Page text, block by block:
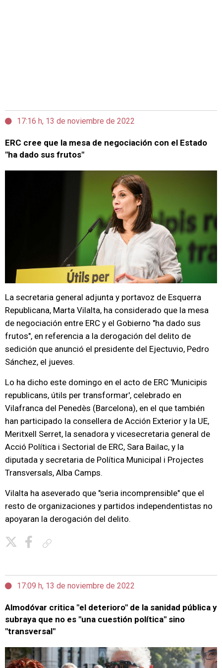
17:16 h, 13 de noviembre de 2022
ERC cree que la mesa de negociación con el Estado
"ha dado sus frutos"
La secretaria general adjunta y portavoz de Esquerra
Republicana, Marta Vilalta, ha considerado que la mesa
de negociación entre ERC y el Gobierno "ha dado sus
frutos", en referencia a la derogación del delito de
sedición que anunció el presidente del Ejectuvio, Pedro
Sánchez, el jueves.
Lo ha dicho este domingo en el acto de ERC 'Municipis
republicans, útils per transformar', celebrado en
Vilafranca del Penedès (Barcelona), en el que también
han participado la consellera de Acción Exterior y la UE,
Meritxell Serret, la senadora y vicesecretaria general de
Acció Política i Sectorial de ERC, Sara Bailac, y la
diputada y secretaria de Política Municipal i Projectes
Transversals, Alba Camps.
Vilalta ha aseverado que "seria incomprensible" que el
resto de organizaciones y partidos independentistas no
apoyaran la derogación del delito.
17:09 h, 13 de noviembre de 2022
Almodóvar critica "el deterioro" de la sanidad pública y
subraya que no es "una cuestión política" sino
"transversal"